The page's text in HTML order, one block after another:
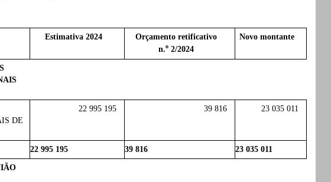
Estimativa 2024
Orçamento retificativo
n.o2/2024
Novo montante
DE
22 995 195 39 816 23 035 011
22 995 195 39 816 23 035 011